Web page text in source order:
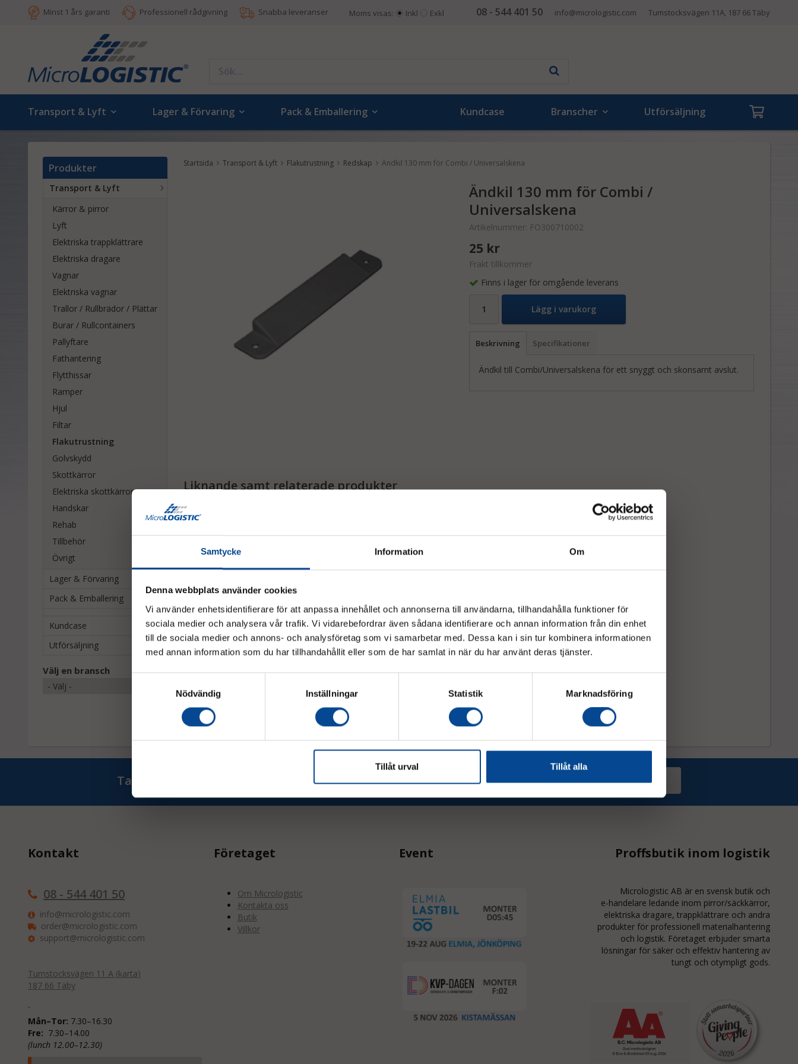
Samtycke Information Om
Denna webbplats använder cookies
Vi använder enhetsidentifierare för att anpassa innehållet och annonserna till användarna, tillhandahålla funktioner för
sociala medier och analysera vår trafik. Vi vidarebefordrar även sådana identifierare och annan information från din enhet
till de sociala medier och annons- och analysföretag som vi samarbetar med. Dessa kan i sin tur kombinera informationen
med annan information som du har tillhandahållit eller som de har samlat in när du har använt deras tjänster.
Nödvändig
Inställningar Statistik Marknadsföring
Tillåt urval Tillåt alla
Minst 1 års garanti Professionell rådgivning Snabba leveranser 08 - 544 401 50 info@micrologistic.com Tumstocksvägen 11A, 187 66 Täby
Moms visas: Inkl Exkl
Transport & Lyft Lager & Förvaring Pack & Emballering Kundcase Branscher Utförsäljning
Produkter
Transport & Lyft
Kärror & pirror
Lyft
Elektriska trappklättrare
Elektriska dragare
Vagnar
Elektriska vagnar
Trallor / Rullbrädor / Plättar
Burar / Rullcontainers
Pallyftare
Fathantering
Flytthissar
Ramper
Hjul
Filtar
Flakutrustning
Golvskydd
Skottkärror
Elektriska skottkärror
Handskar
Rehab
Tillbehör
Övrigt
Lager & Förvaring
Pack & Emballering
Kundcase
Utförsäljning
Välj en bransch
Startsida Transport & Lyft Flakutrustning Redskap Ändkil 130 mm för Combi / Universalskena
Ändkil 130 mm för Combi /
Universalskena
Artikelnummer: FO300710002
25 kr
Frakt tillkommer
Finns i lager för omgående leverans
Lägg i varukorg
Beskrivning Specifikationer
Ändkil till Combi/Universalskena för ett snyggt och skonsamt avslut.
Liknande samt relaterade produkter
Combiskena, stål, 3000 mm
975 kr
Combiskena, aluminium, 3000
För lätta lastbilar.
1 343,75 kr
Ta del av våra bästa erbjudanden & nyheter! Prenumerera
Kontakt
08 - 544 401 50
info@micrologistic.com
order@micrologistic.com
support@micrologistic.com
Tumstocksvägen 11 A (karta)
187 66 Täby
Mån–Tor: 7.30–16.30
Fre: 7.30–14.00
(lunch 12.00–12.30)
Företaget
Om Micrologistic
Kontakta oss
Butik
Villkor
Event Proffsbutik inom logistik
Micrologistic AB är en svensk butik och
e-handelare ledande inom pirror/säckkärror,
elektriska dragare, trappklättrare och andra
produkter för professionell materialhantering
och logistik. Företaget erbjuder smarta
lösningar för säker och effektiv hantering av
tungt och otympligt gods.
Vänligen välj hur du vill se priserna
Exkl. moms
Inkl. moms